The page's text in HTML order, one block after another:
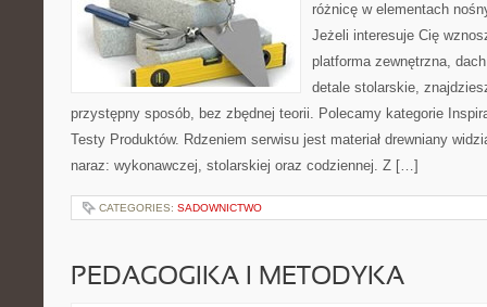
różnicę w elementach
Jeżeli interesuje Cię
platforma zewnętrzna,
detale stolarskie,
przystępny sposób, bez zbędnej teorii. Polecamy kategorie
Testy Produktów. Rdzeniem serwisu jest materiał drewniany
naraz: wykonawczej, stolarskiej oraz codziennej. Z […]
CATEGORIES: SADOWNICTWO
PEDAGOGIKA I METODYKA